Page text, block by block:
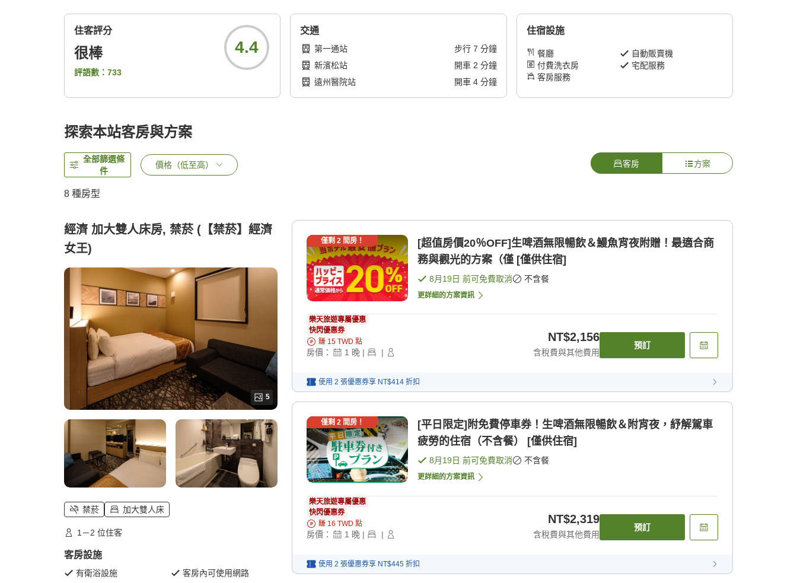
住客評分
很棒
評語數： 733
4.4
交通
第一通站 步行 7 分鐘
新濱松站
開車 2 分鐘
遠州醫院站
開車 4分鐘
住宿設施
餐廳
自動販賣機
付費洗衣房
宅配服務
客房服務
探索本站客房與方案
全部篩選條
件
價格（低至高） 客房 方案
8 種房型
經濟 加大雙人床房, 禁菸 (【禁菸】經濟
女王)
5
禁菸 加大雙人床
1－2 位住客
客房設施
有衛浴設施
客房內可使用網路
僅剩 2間房！
[超值房價20％OFF]生啤酒無限暢飲＆鰻魚宵夜附贈！最適合商
務與觀光的方案（僅 [僅供住宿]
8月19日 前可免費取消 不含餐
更詳細的方案資訊
樂天旅遊專屬優惠
快閃優惠券
賺 15 TWD 點
房價： 1 晚 | |
NT$2,156
含稅費與其他費用
預訂
使用 2 張優惠券享 NT$414 折扣
僅剩 2間房！
[平日限定]附免費停車券！生啤酒無限暢飲＆附宵夜，紓解駕車
疲勞的住宿（不含餐） [僅供住宿]
8月19日 前可免費取消 不含餐
更詳細的方案資訊
樂天旅遊專屬優惠
快閃優惠券
賺 16 TWD 點
房價： 1 晚 | |
NT$2,319
含稅費與其他費用
預訂
使用 2 張優惠券享 NT$445 折扣